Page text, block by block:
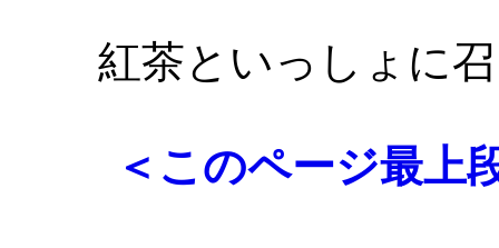
紅茶といっしょに
＜このページ最